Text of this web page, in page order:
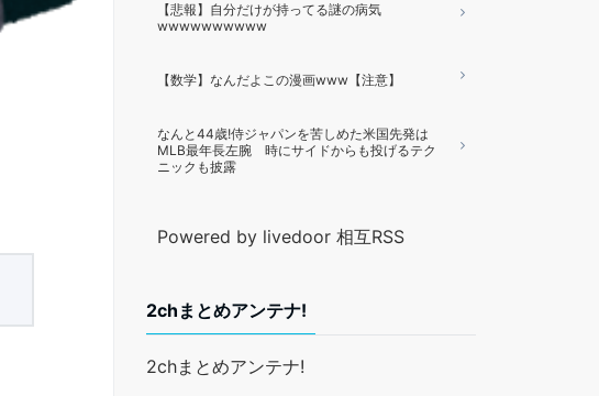
【悲報】自分だけが持ってる謎の病気
wwwwwwwwww
【数学】なんだよこの漫画www【注意】
なんと44歳!侍ジャパンを苦しめた米国先発は
MLB最年長左腕 時にサイドからも投げるテク
ニックも披露
Powered by livedoor 相互RSS
2chまとめアンテナ!
2chまとめアンテナ!